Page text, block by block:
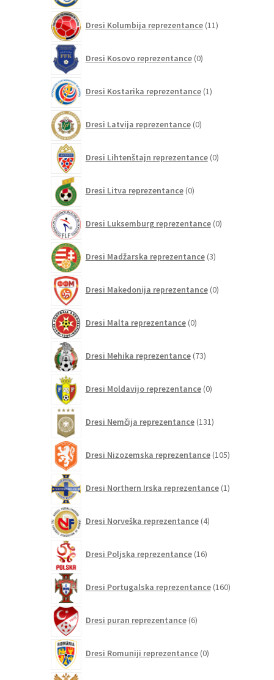
Dresi Kolumbija reprezentance 11izdelkov
Dresi Kosovo reprezentance 0izdelkov
Dresi Kostarika reprezentance 1izdelek
Dresi Latvija reprezentance 0izdelkov
Dresi Lihtenštajn reprezentance 0izdelkov
Dresi Litva reprezentance 0izdelkov
Dresi Luksemburg reprezentance 0izdelkov
Dresi Madžarska reprezentance 3izdelki
Dresi Makedonija reprezentance 0izdelkov
Dresi Malta reprezentance 0izdelkov
Dresi Mehika reprezentance 73izdelkov
Dresi Moldavijo reprezentance 0izdelkov
Dresi Nemčija reprezentance 131izdelkov
Dresi Nizozemska reprezentance 105izdelkov
Dresi Northern Irska reprezentance 1izdelek
Dresi Norveška reprezentance 4izdelki
Dresi Poljska reprezentance 16izdelkov
Dresi Portugalska reprezentance 160izdelkov
Dresi puran reprezentance 6izdelkov
Dresi Romuniji reprezentance 0izdelkov